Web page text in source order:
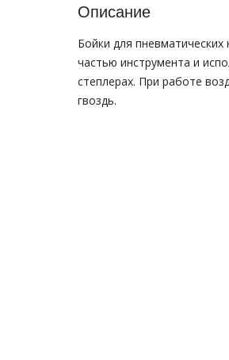
Описание
Бойки для
частью инструмента и
степлерах. При работе
гвоздь.